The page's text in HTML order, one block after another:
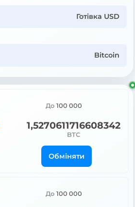
Готівка USD
Bitcoin
До 100 000
1,5270611716608342
BTC
Обміняти
До 100 000